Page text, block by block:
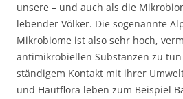
unsere – und auch als die
lebender Völker. Die sogenannte
Mikrobiome ist also sehr hoch,
antimikrobiellen Substanzen zu
ständigem Kontakt mit ihrer
und Hautflora leben zum Beispiel